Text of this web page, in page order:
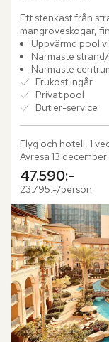
Ett stenkast från
mangroveskogar,
modernistiskt
Piero...
Uppvärmd pool
Närmaste
Närmaste
Frukost ingår
Privat pool
Butler-service
Flyg och hotell, 1
Avresa 13
47.590:-
23.795:-/person